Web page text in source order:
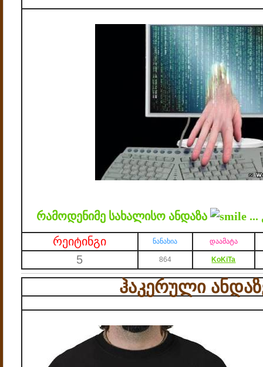
რამოდენიმე სახალისო ანდაზა ...
რეიტინგი ნანახია დაამატა
5 864 KoKiTa
ჰაკერული